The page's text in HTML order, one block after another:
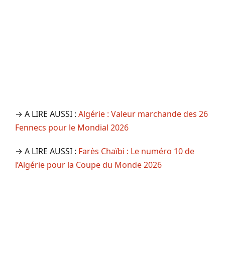
→ A LIRE AUSSI : Algérie : Valeur marchande des 26
Fennecs pour le Mondial 2026
→ A LIRE AUSSI : Farès Chaïbi : Le numéro 10 de
l’Algérie pour la Coupe du Monde 2026